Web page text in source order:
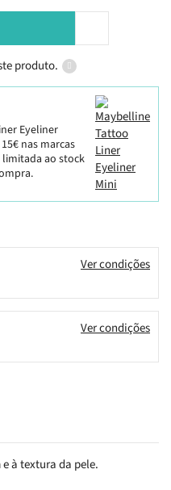
produto.
Eyeliner
nas marcas
limitada ao stock
Ver condições
Ver condições
à textura da pele.